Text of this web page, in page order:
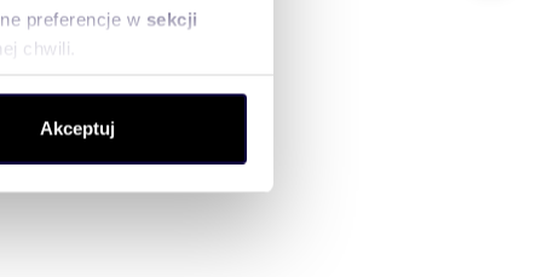
preferencje w sekcji
chwili.
społecznościowym,
od Ciebie lub
Akceptuj